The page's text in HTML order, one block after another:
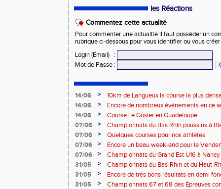
les Réactions
Commentez cette actualité
Pour commenter une actualité il faut posséder un
rubrique ci-dessous pour vous identifier ou vous
Login (Email)
:
Mot de Passe :
14/06 >
10km de Langueux la course la plus
14/06
>
Encore de nombreux événements en ce
14/06
>
Course Le Gosier en Guadeloupe
07/06
>
Championnats du Bas Rhin poussins à
07/06
>
Quelques courses pour nos athlètes
07/06
>
Encore un beau week-end pour le
07/06
>
Championnats du Grand Est U16 à Nancy
31/05
>
Championnats du Bas-Rhin et du Haut-
combinées – La Wantzenau
31/05 >
Encore de très bons résultats en demi
31/05
>
Championnats 67 et 68 des Épreuves